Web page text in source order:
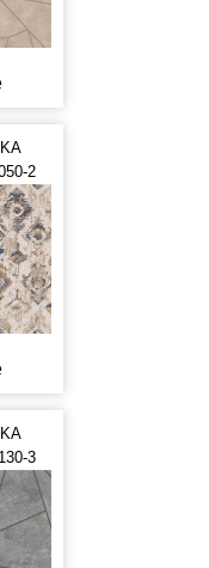
2
3